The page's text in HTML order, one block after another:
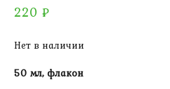
220 ₽
Нет в наличии
50 мл, флакон